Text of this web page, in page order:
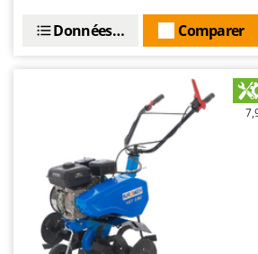
Comparer
Données techniques